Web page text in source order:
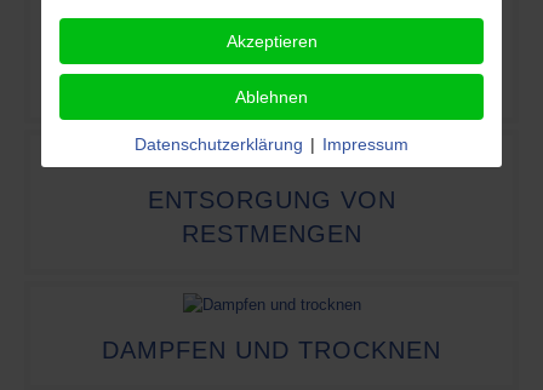
ATP
VAKUUMTEST
ENTSORGUNG VON
RESTMENGEN
DAMPFEN UND TROCKNEN
Akzeptieren
Ablehnen
Datenschutzerklärung | Impressum